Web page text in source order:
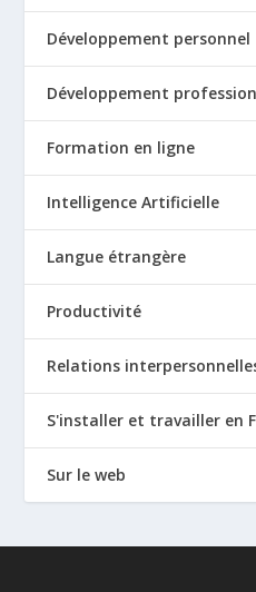
Développement personnel
Développement
Formation en ligne
Intelligence Artificielle
Langue étrangère
Productivité
Relations
S'installer et travailler en
Sur le web